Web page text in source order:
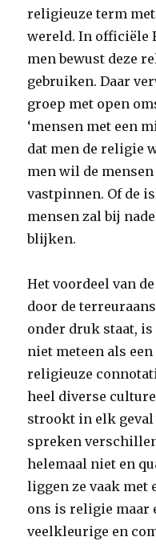
religieuze term
wereld. In officiële
men bewust deze
gebruiken. Daar
groep met open
‘mensen met een
dat men de religie
men wil de
vastpinnen. Of de
mensen zal bij
blijken.
Het voordeel van
door de
onder druk staat,
niet meteen als
religieuze
heel diverse
strookt in elk geval
spreken
helemaal niet en
liggen ze vaak met
ons is religie maar
veelkleurige en